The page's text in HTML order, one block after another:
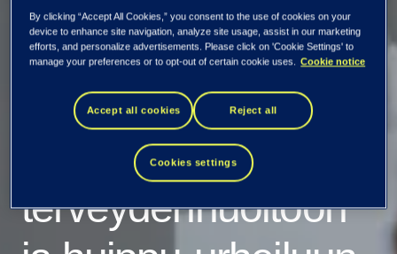
Kaikki uutiset ja tiedotteet
Datasta voimaa
terveydenhuoltoon
By clicking “Accept All Cookies,” you consent to the use of cookies on your
device to enhance site navigation, analyze site usage, assist in our marketing
efforts, and personalize advertisements. Please click on 'Cookie Settings' to
manage your preferences or to opt-out of certain cookie uses. Cookie notice
Accept all cookies Reject all
Cookies settings